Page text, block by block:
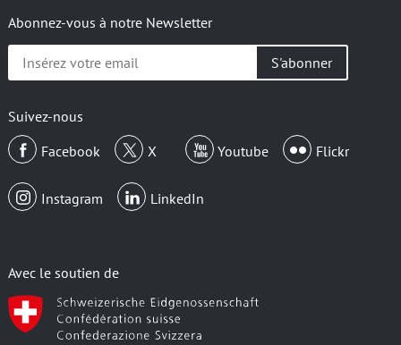
Abonnez-vous à notre Newsletter
Insérez
votre
Suivez-nous
Facebook
X Youtube Flickr
Instagram LinkedIn
Avec le soutien de